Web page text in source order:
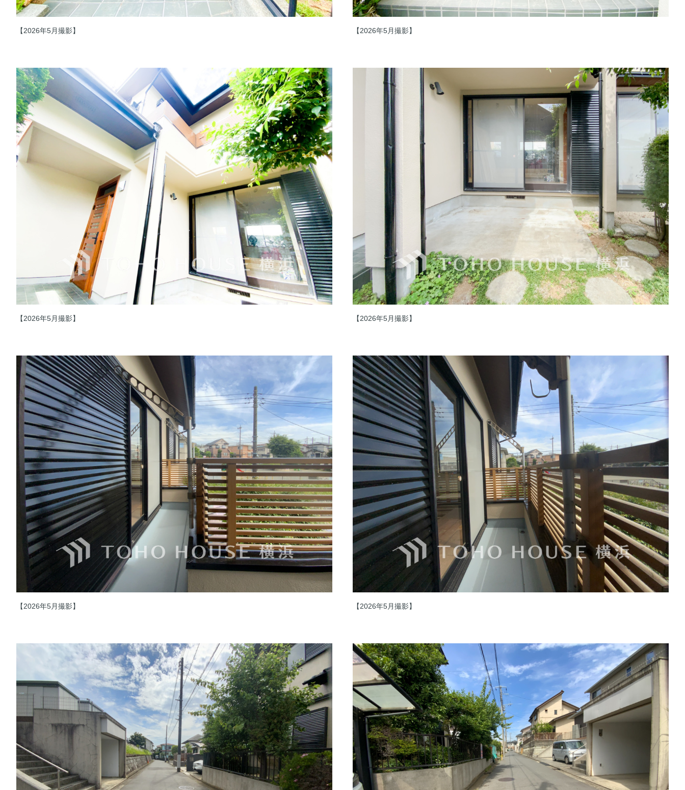
【2026年5月撮影】 【2026年5月撮影】
【2026年5月撮影】 【2026年5月撮影】
【2026年5月撮影】 【2026年5月撮影】